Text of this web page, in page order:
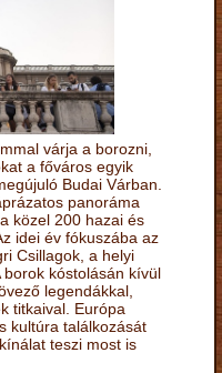
várja a borozni,
a főváros egyik
Budai Várban.
panoráma
közel 200 hazai és
idei év fókuszába az
Csillagok, a helyi
kóstolásán kívül
legendákkal,
titkaival. Európa
kultúra találkozását
teszi most is